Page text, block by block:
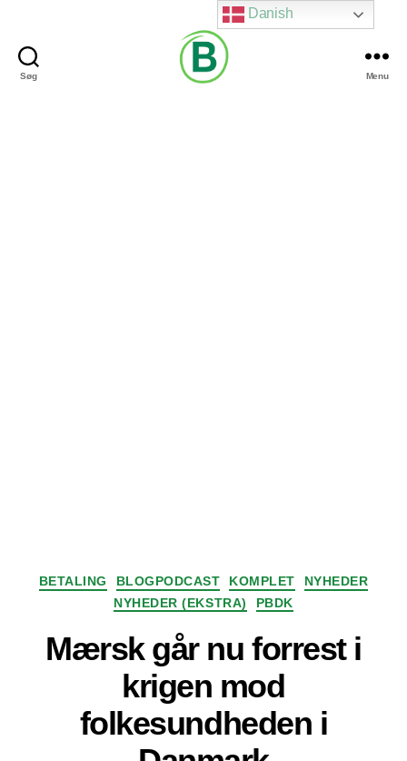
Søg Menu
Kategorier
BETALING BLOGPODCAST KOMPLET
NYHEDER
NYHEDER (EKSTRA)
PBDK
Mærsk går nu forrest i
krigen mod
folkesundheden i
Danish